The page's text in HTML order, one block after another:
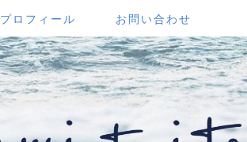
プロフィール お問い合わせ